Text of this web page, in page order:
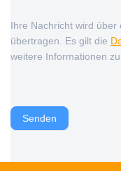
Ihre Nachricht wird über
übertragen. Es gilt die
weitere Informationen
Senden